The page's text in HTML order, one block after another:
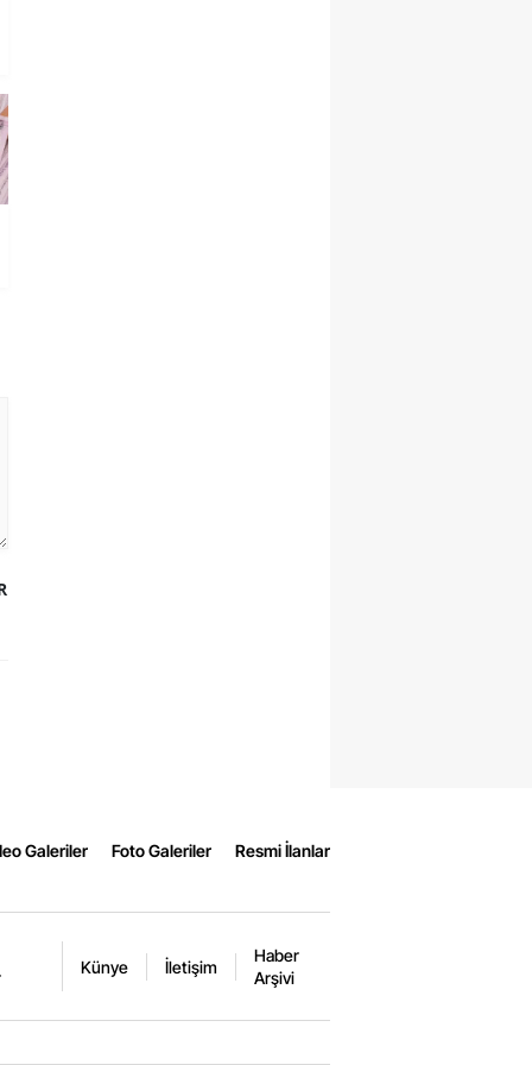
Galeriler Foto Galeriler Resmi İlanlar
Künye İletişim
Haber
Arşivi